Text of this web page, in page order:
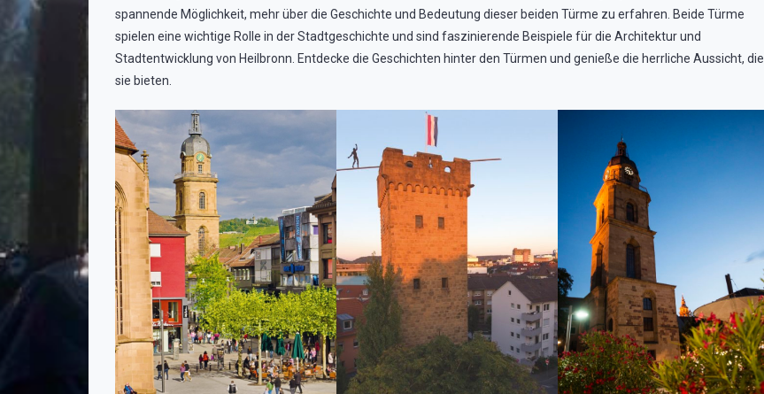
spannende Möglichkeit, mehr über die Geschichte und Bedeutung dieser beiden Türme zu erfahren. Beide Türme
spielen eine wichtige Rolle in der Stadtgeschichte und sind faszinierende Beispiele für die Architektur und
Stadtentwicklung von Heilbronn. Entdecke die Geschichten hinter den Türmen und genieße die herrliche Aussicht, die
sie bieten.